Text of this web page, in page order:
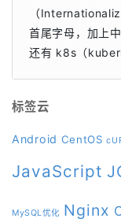
（
首尾字母，加上
还有 k8s（
标签云
Android CentOS
JavaScript
MySQL优化 Nginx